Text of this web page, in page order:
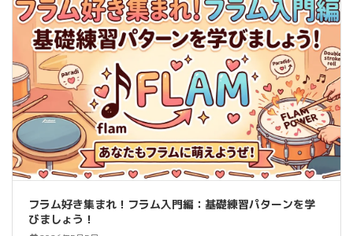
フラム好き集まれ！フラム入門編：基礎練習パターンを学
びましょう！